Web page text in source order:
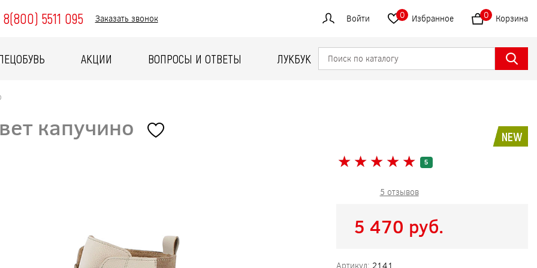
8(800) 5511 095 Заказать звонок Войти Избранное
0 Корзина
0
АКЦИИ ВОПРОСЫ И ОТВЕТЫ ЛУКБУК
капучино NEW
★ ★ ★ ★ ★
★ ★ ★ ★ ★ 5
5 отзывов
5 470 pуб.
Артикул: 2141